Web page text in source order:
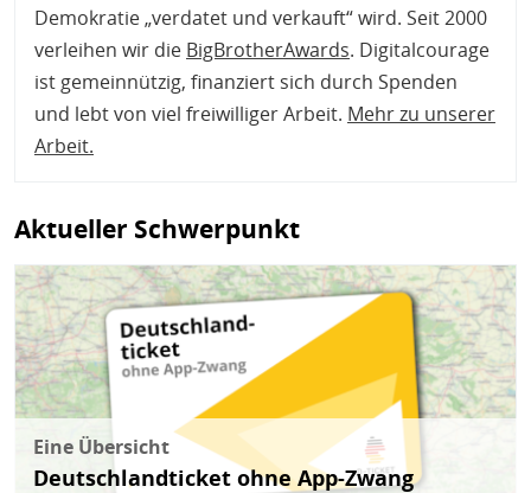
Demokratie „verdatet und verkauft“ wird. Seit 2000
verleihen wir die BigBrotherAwards. Digitalcourage
ist gemeinnützig, finanziert sich durch Spenden
und lebt von viel freiwilliger Arbeit. Mehr zu unserer
Arbeit.
Aktueller Schwerpunkt
Bild
Eine Übersicht
Deutschlandticket ohne App-Zwang